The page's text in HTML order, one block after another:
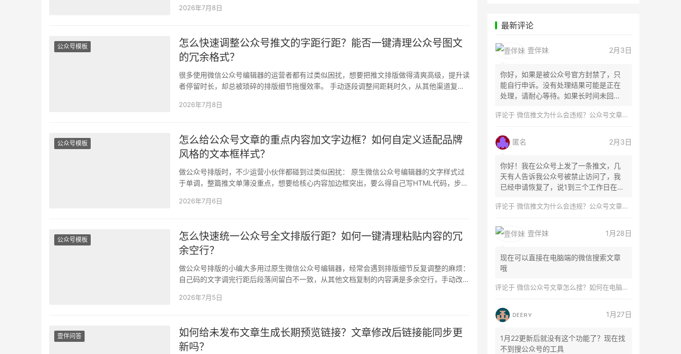
2026年7月8日
公众号模板
怎么快速调整公众号推文的字距行距？能否一键清理公众号图文
的冗余格式？
很多使用微信公众号编辑器的运营者都有过类似困扰，想要把推文排版做得清爽高级，提升读
者停留时长，却总被琐碎的排版细节拖慢效率。 手动逐段调整间距耗时久，从其他渠道复制
2026年7月8日
公众号模板
怎么给公众号文章的重点内容加文字边框？如何自定义适配品牌
风格的文本框样式？
做公众号排版时，不少运营小伙伴都碰到过类似困扰： 原生微信公众号编辑器的文字样式过
于单调，整篇推文单薄没重点，想要给核心内容加边框突出，要么得自己写HTML代码，步骤
2026年7月6日
公众号模板
怎么快速统一公众号全文排版行距？如何一键清理粘贴内容的冗
余空行？
做公众号排版的小编大多用过原生微信公众号编辑器，经常会遇到排版细节反复调整的麻烦：
自己码的文字调完行距后段落间留白不一致，从其他文档复制的内容满是多余空行，手动改半
2026年7月5日
壹伴问答
如何给未发布文章生成长期预览链接？文章修改后链接能同步更
新吗？
最新评论
壹伴妹 2月3日
你好，如果是被公众号官方封禁了，只
能自行申诉。没有处理结果可能是正在
处理，请耐心等待。如果长时间未回
评论于 微信推文为什么会违规？公众号文章怎么检测是否违规？
匿名 2月3日
你好！我在公众号上发了一条推文，几
天有人告诉我公众号被禁止访问了，我
已经申请恢复了，说1到三个工作日在微
评论于 微信推文为什么会违规？公众号文章怎么检测是否违规？
壹伴妹 1月28日
现在可以直接在电脑端的微信搜索文章
哦
评论于 微信公众号文章怎么搜？如何在电脑上搜索公众号文章？
ᴅᴇᴇʀʏ 1月27日
1月22更新后就没有这个功能了？现在找
不到搜公众号的工具